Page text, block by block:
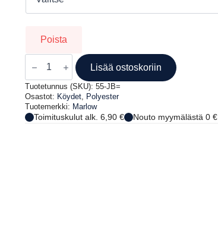
Poista
MARLOW
PLAIT
PRE-
STRETCHED
määrä
Lisää ostoskoriin
Tuotetunnus (SKU): 55-JB=
Osastot: Köydet, Polyester
Tuotemerkki: Marlow
Toimituskulut alk. 6,90 € Nouto myymälästä 0 €